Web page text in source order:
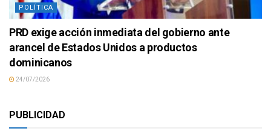
POLÍTICA
PRD exige acción inmediata del gobierno ante
arancel de Estados Unidos a productos
dominicanos
24/07/2026
PUBLICIDAD